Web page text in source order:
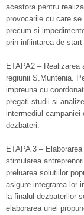
acestora pentru
provocarile cu care se
precum si
prin infiintarea de
ETAPA2 –
regiunii S.Muntenia.
impreuna cu
pregati studii si
intermediul campaniei
dezbateri.
ETAPA 3 –
stimularea
preluarea solutiilor
asigure integrarea lor
la finalul dezbaterilor
elaborarea unei